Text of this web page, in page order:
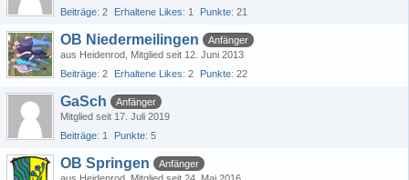
Beiträge 2 Erhaltene Likes 1 Punkte 21
OB Niedermeilingen
Anfänger
aus Heidenrod Mitglied seit 12. Juni 2013
Beiträge 2 Erhaltene Likes 2 Punkte 22
GaSch
Anfänger
Mitglied seit 17. Juli 2019
Beiträge 1 Punkte 5
OB Springen
Anfänger